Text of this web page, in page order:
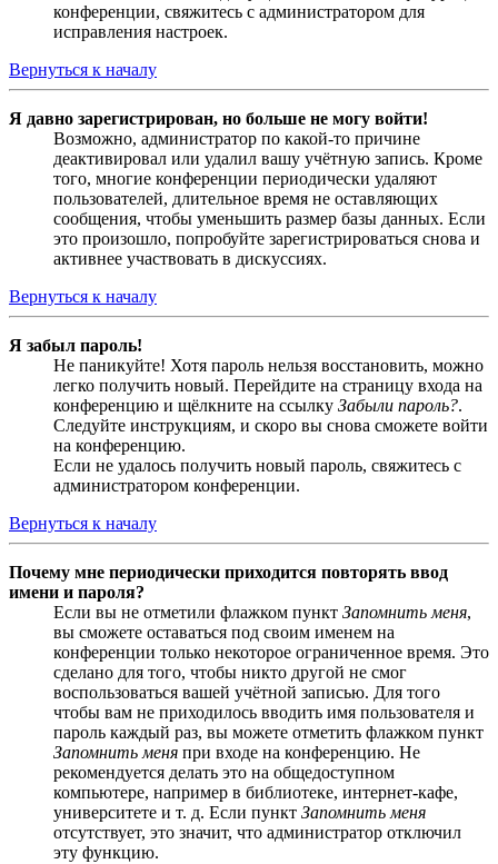
конференции, свяжитесь с администратором для
исправления настроек.
Вернуться к началу
Я давно зарегистрирован, но больше не могу войти!
Возможно, администратор по какой-то причине
деактивировал или удалил вашу учётную запись. Кроме
того, многие конференции периодически удаляют
пользователей, длительное время не оставляющих
сообщения, чтобы уменьшить размер базы данных. Если
это произошло, попробуйте зарегистрироваться снова и
активнее участвовать в дискуссиях.
Вернуться к началу
Я забыл пароль!
Не паникуйте! Хотя пароль нельзя восстановить, можно
легко получить новый. Перейдите на страницу входа на
конференцию и щёлкните на ссылку Забыли пароль?.
Следуйте инструкциям, и скоро вы снова сможете войти
на конференцию.
Если не удалось получить новый пароль, свяжитесь с
администратором конференции.
Вернуться к началу
Почему мне периодически приходится повторять ввод
имени и пароля?
Если вы не отметили флажком пункт Запомнить меня,
вы сможете оставаться под своим именем на
конференции только некоторое ограниченное время. Это
сделано для того, чтобы никто другой не смог
воспользоваться вашей учётной записью. Для того
чтобы вам не приходилось вводить имя пользователя и
пароль каждый раз, вы можете отметить флажком пункт
Запомнить меня при входе на конференцию. Не
рекомендуется делать это на общедоступном
компьютере, например в библиотеке, интернет-кафе,
университете и т. д. Если пункт Запомнить меня
отсутствует, это значит, что администратор отключил
эту функцию.